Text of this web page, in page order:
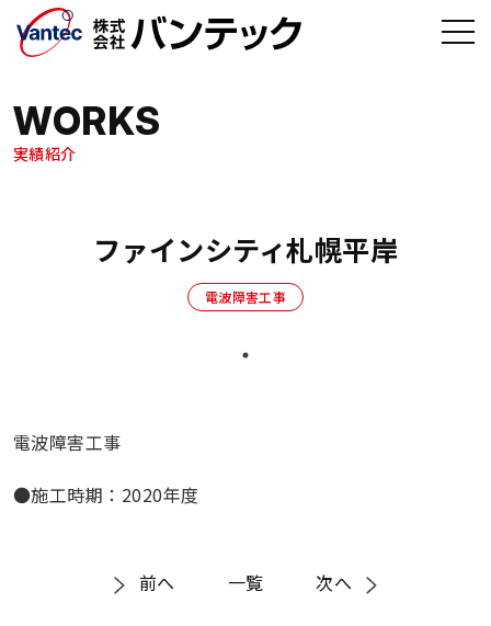
メインコンテンツへ移動
WORKS
実績紹介
ファインシティ札幌平岸
電波障害工事
電波障害工事
●施工時期：2020年度
前へ 一覧 次へ